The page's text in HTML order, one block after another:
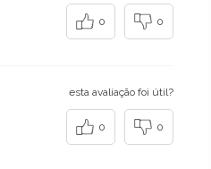
0 0
esta avaliação foi útil?
0 0